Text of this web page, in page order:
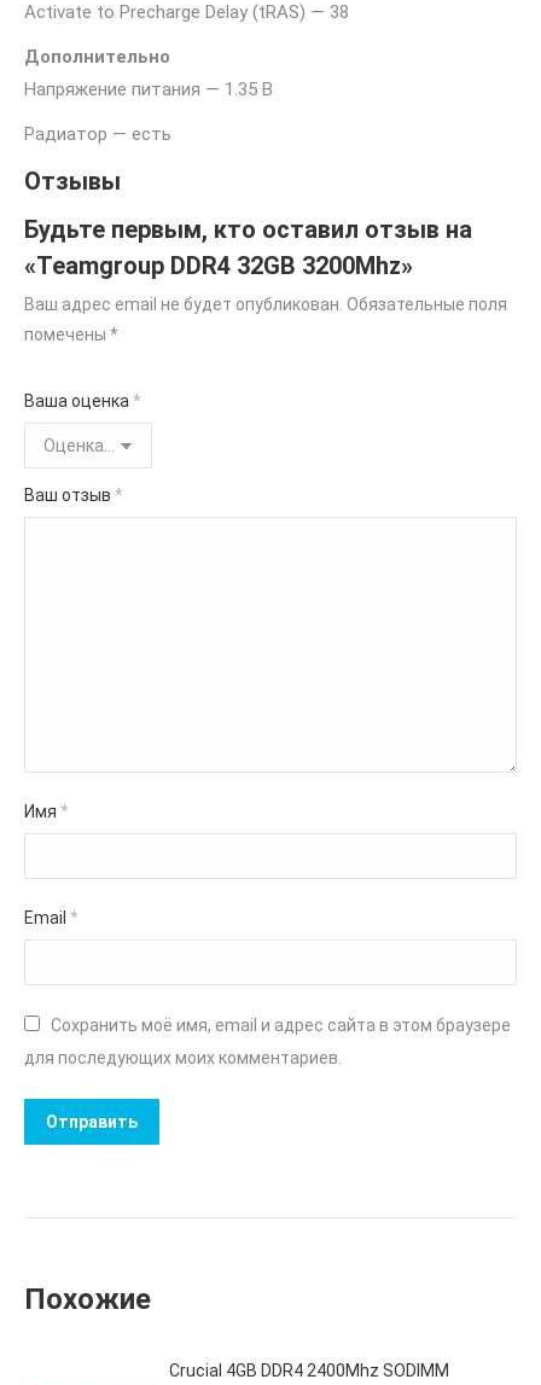
Activate to Precharge Delay (tRAS) — 38
Дополнительно
Напряжение питания — 1.35 В
Радиатор — есть
Отзывы
Будьте первым, кто оставил отзыв на
«Teamgroup DDR4 32GB 3200Mhz»
Ваш адрес email не будет опубликован. Обязательные поля
помечены *
Ваша оценка *
Ваш отзыв *
Имя *
Email *
Сохранить моё имя, email и адрес сайта в этом браузере
для последующих моих комментариев.
Похожие
Crucial 4GB DDR4 2400Mhz SODIMM